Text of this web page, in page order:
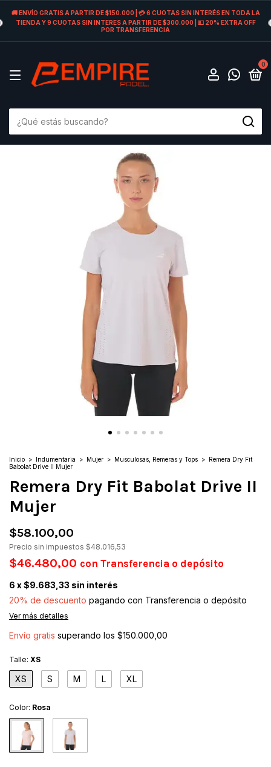
🚚 ENVÍO GRATIS A PARTIR DE $150.000 | 💳 6 CUOTAS SIN INTERÉS EN TODA LA
TIENDA Y 9 CUOTAS SIN INTERES A PARTIR DE $300.000 | 💵 20% EXTRA OFF
POR TRANSFERENCIA
0
Inicio > Indumentaria > Mujer > Musculosas, Remeras y Tops > Remera Dry Fit
Babolat Drive II Mujer
Remera Dry Fit Babolat Drive II
Mujer
$58.100,00
Precio sin impuestos $48.016,53
$46.480,00 con Transferencia o depósito
6 x$9.683,33 sin interés
20% de descuento pagando con Transferencia o depósito
Ver más detalles
Envío gratis superando los $150.000,00
Talle: XS
XS S M L XL
Color: Rosa